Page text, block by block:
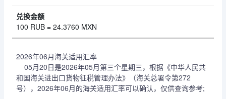
100 RUB = 24.3760 MXN
2026年06月海关适用汇率
05月20日是2026年05月第三个星期三，根据《中华人民共
和国海关进出口货物征税管理办法》（海关总署令第272
号），2026年06月的海关适用汇率可以确认，仅供查询参考;